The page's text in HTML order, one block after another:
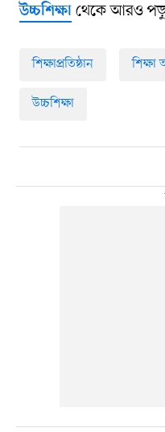
উচ্চশিক্ষাথেকে আরও
শিক্ষাপ্রতিষ্ঠান শিক্ষা
উচ্চশিক্ষা